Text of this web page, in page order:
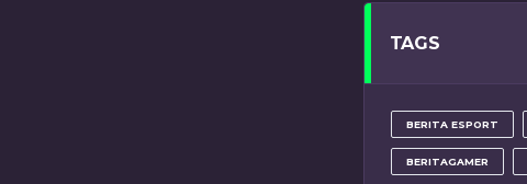
TAGS
BERITA ESPORT
BERITAGAMER